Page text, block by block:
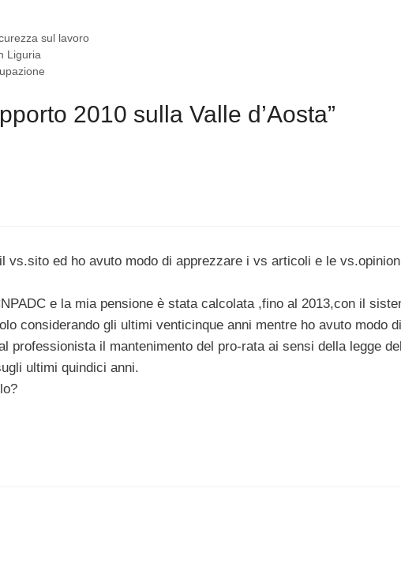
sul lavoro
Liguria
2010 sulla Valle d’Aosta”
vs.sito ed ho avuto modo di apprezzare i vs articoli e le
e la mia pensione è stata calcolata ,fino al 2013,con il
considerando gli ultimi venticinque anni mentre ho avuto modo di
professionista il mantenimento del pro-rata ai sensi della legge
ultimi quindici anni.